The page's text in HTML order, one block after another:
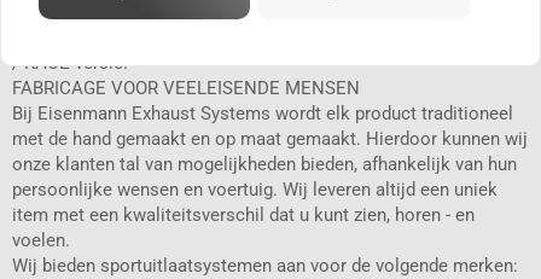
 Traditionele fabricage "Made in Germany".
/ RACE-versie.
FABRICAGE VOOR VEELEISENDE MENSEN
Bij Eisenmann Exhaust Systems wordt elk product traditioneel
met de hand gemaakt en op maat gemaakt. Hierdoor kunnen wij
onze klanten tal van mogelijkheden bieden, afhankelijk van hun
persoonlijke wensen en voertuig. Wij leveren altijd een uniek
item met een kwaliteitsverschil dat u kunt zien, horen - en
voelen.
Wij bieden sportuitlaatsystemen aan voor de volgende merken: